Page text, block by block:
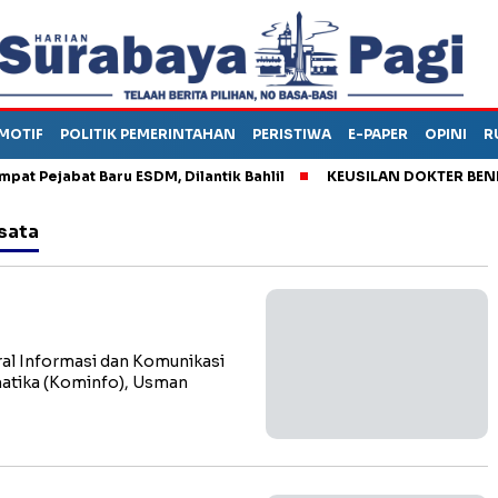
POLITIK PEMERINTAHAN PERISTIWA E-PAPER OPINI
Baru ESDM, Dilantik Bahlil KEUSILAN DOKTER BENI,
Informasi dan Komunikasi
(Kominfo), Usman